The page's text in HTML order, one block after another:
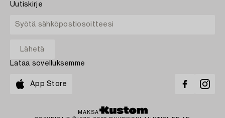
Uutiskirje
Lataa sovelluksemme
App Store
MAKSA